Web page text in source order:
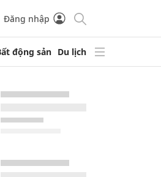
Đăng nhập
động sản Du lịch